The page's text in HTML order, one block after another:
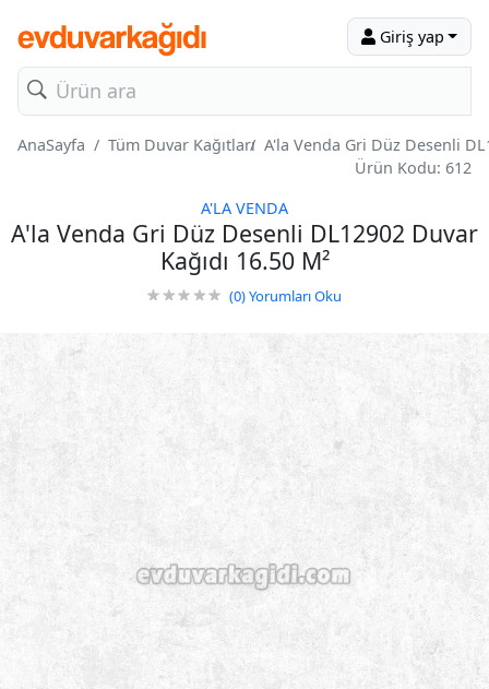
Giriş yap
AnaSayfa Tüm Duvar Kağıtları A'la Venda Gri Düz Desenli
Ürün Kodu: 612
A'LA VENDA
A'la Venda Gri Düz Desenli DL12902 Duvar
Kağıdı 16.50 M²
(0)Yorumları Oku